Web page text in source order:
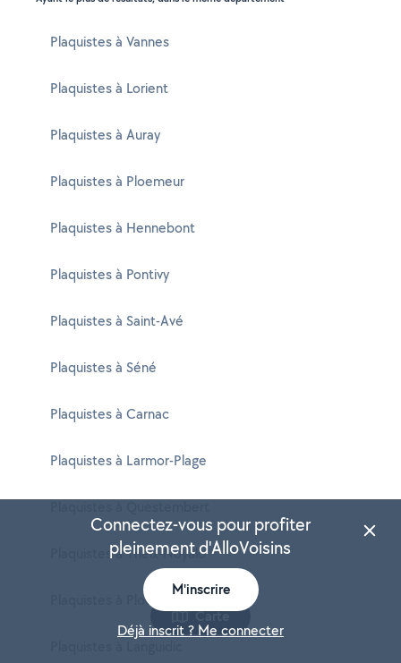
Plaquistes à Vannes
Plaquistes à Lorient
Plaquistes à Auray
Plaquistes à Ploemeur
Plaquistes à Hennebont
Plaquistes à Pontivy
Plaquistes à Saint-Avé
Plaquistes à Séné
Plaquistes à Carnac
Plaquistes à Larmor-Plage
Plaquistes à Theix-Noyalo
Plaquistes à Ploërmel
Carte
Connectez-vous pour profiter
pleinement d'AlloVoisins
M'inscrire
Déjà inscrit ? Me connecter